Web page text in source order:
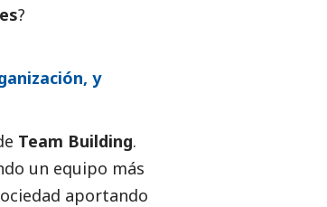
?
y
Team Building.
un equipo más
aportando